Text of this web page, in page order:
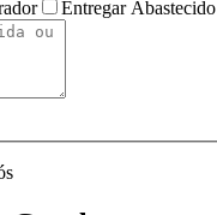
Entregar Abastecido